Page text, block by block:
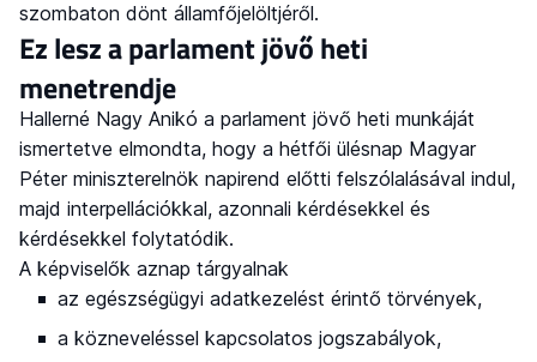
szombaton dönt államfőjelöltjéről.
Ez lesz a parlament jövő heti
menetrendje
Hallerné Nagy Anikó a parlament jövő heti munkáját
ismertetve elmondta, hogy a hétfői ülésnap Magyar
Péter miniszterelnök napirend előtti felszólalásával indul,
majd interpellációkkal, azonnali kérdésekkel és
kérdésekkel folytatódik.
A képviselők aznap tárgyalnak
az egészségügyi adatkezelést érintő törvények,
a közneveléssel kapcsolatos jogszabályok,